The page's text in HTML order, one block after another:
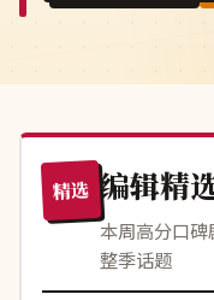
精选 编辑精
本周高分口
整季话题
独播